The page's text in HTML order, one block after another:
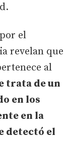
el
revelan que
al
trata de un
en los
en la
detectó el